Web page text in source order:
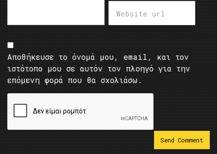
Αποθήκευσε το όνομά μου, email, και τον
ιστότοπο μου σε αυτόν τον πλοηγό για την
επόμενη φορά που θα σχολιάσω.